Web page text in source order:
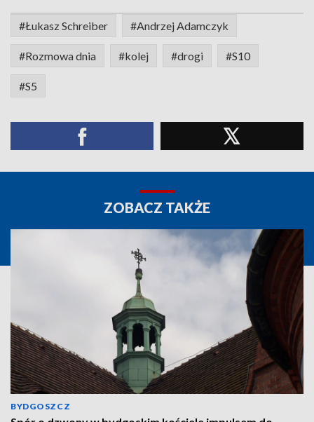
#Łukasz Schreiber #Andrzej Adamczyk
#Rozmowa dnia #kolej #drogi #S10
#S5
ZOBACZ TAKŻE
BYDGOSZCZ